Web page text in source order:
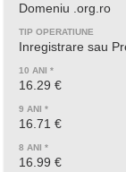
Domeniu .org.ro
Inregistrare sau
16.29 €
16.71 €
16.99 €